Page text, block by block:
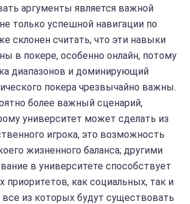
аргументы является важной
только успешной навигации по
склонен считать, что эти навыки
в покере, особенно онлайн, потому
диапазонов и доминирующий
покера чрезвычайно важны.
более важный сценарий,
университет может сделать из
игрока, это возможность
жизненного баланса; другими
в университете способствует
приоритетов, как социальных, так и
все из которых будут существовать